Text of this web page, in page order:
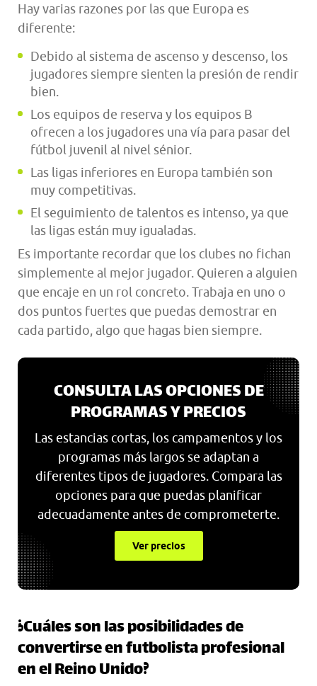
Hay varias razones por las que Europa es
diferente:
Debido al sistema de ascenso y descenso, los
jugadores siempre sienten la presión de rendir
bien.
Los equipos de reserva y los equipos B
ofrecen a los jugadores una vía para pasar del
fútbol juvenil al nivel sénior.
Las ligas inferiores en Europa también son
muy competitivas.
El seguimiento de talentos es intenso, ya que
las ligas están muy igualadas.
Es importante recordar que los clubes no fichan
simplemente al mejor jugador. Quieren a alguien
que encaje en un rol concreto. Trabaja en uno o
dos puntos fuertes que puedas demostrar en
cada partido, algo que hagas bien siempre.
CONSULTA LAS OPCIONES DE
PROGRAMAS Y PRECIOS
Las estancias cortas, los campamentos y los
programas más largos se adaptan a
diferentes tipos de jugadores. Compara las
opciones para que puedas planificar
adecuadamente antes de comprometerte.
Ver precios
¿Cuáles son las posibilidades de
convertirse en futbolista profesional
en el Reino Unido?